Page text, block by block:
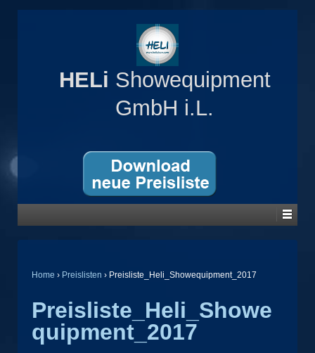
HELi Showequipment
GmbH i.L.
Home › Preislisten › Preisliste_Heli_Showequipment_2017
Preisliste_Heli_Showe
quipment_2017